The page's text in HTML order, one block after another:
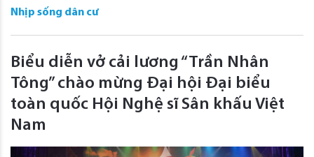
Nhịp sống dân cư
Biểu diễn vở cải lương “Trần Nhân
Tông” chào mừng Đại hội Đại biểu
toàn quốc Hội Nghệ sĩ Sân khấu Việt
Nam